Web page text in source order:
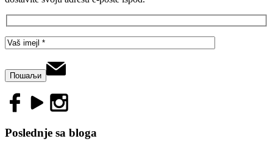
Poslednje sa bloga